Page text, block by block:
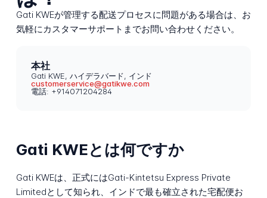
Gati KWEが管理する配送プロセスに問題がある場合は、お
気軽にカスタマーサポートまでお問い合わせください。
本社
Gati KWE, ハイデラバード, インド
customerservice@gatikwe.com
電話: +914071204284
Gati KWEとは何ですか
Gati KWEは、正式にはGati-Kintetsu Express Private
Limitedとして知られ、インドで最も確立された宅配便お